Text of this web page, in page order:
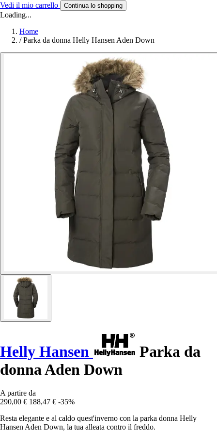
Vedi il mio carrello Continua lo shopping
Loading...
Home
/ Parka da donna Helly Hansen Aden Down
Helly Hansen
Parka da
donna Aden Down
A partire da
290,00 € 188,47 € -35%
Resta elegante e al caldo quest'inverno con la parka donna Helly
Hansen Aden Down, la tua alleata contro il freddo.